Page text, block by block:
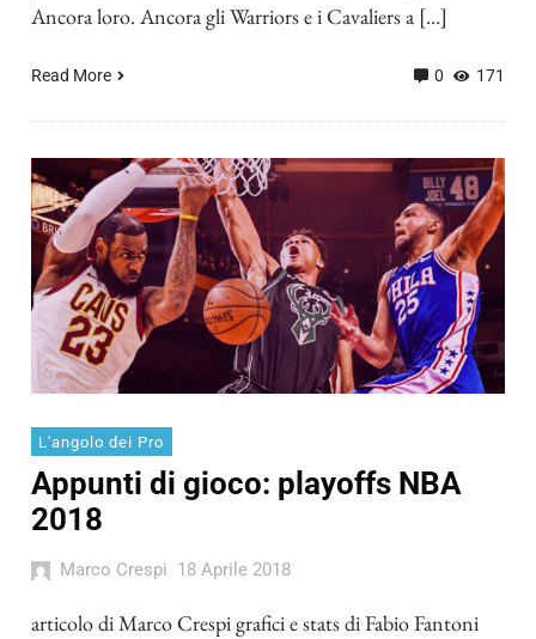
Ancora loro. Ancora gli Warriors e i Cavaliers a […]
Read More 0 171
L'angolo dei Pro
Appunti di gioco: playoffs NBA
2018
Marco Crespi 18 Aprile 2018
articolo di Marco Crespi grafici e stats di Fabio Fantoni